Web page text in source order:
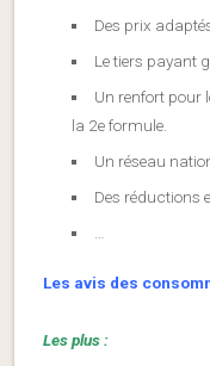
Des prix
Le tiers payant
Un renfort pour
la 2e formule.
Un réseau
Des réductions
Les avis des
Les plus :